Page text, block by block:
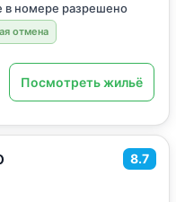
в номере разрешено
отмена
Посмотреть жильё
8.7